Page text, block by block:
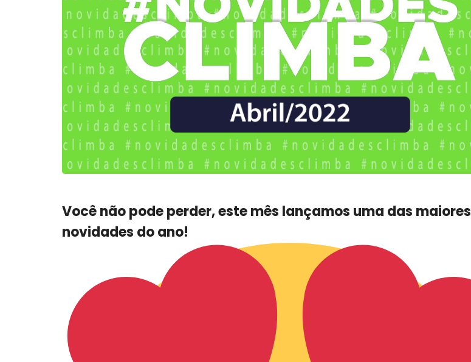
Você não pode perder, este mês lançamos uma das maiores
novidades do ano!